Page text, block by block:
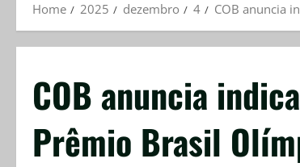
Home 2025 dezembro 4 COB anuncia
COB anuncia
Prêmio Brasil